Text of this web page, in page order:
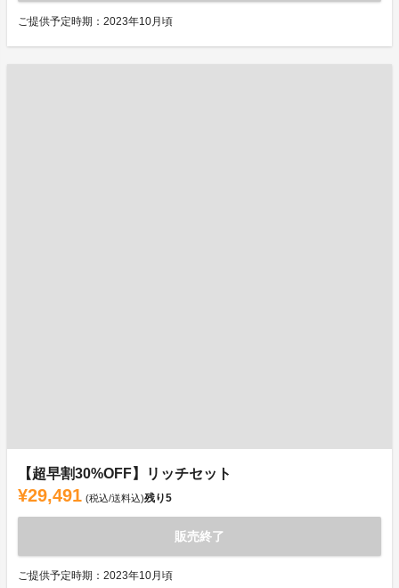
ご提供予定時期：2023年10月頃
【超早割30%OFF】リッチセット
¥29,491 (税込/送料込)残り5
販売終了
ご提供予定時期：2023年10月頃